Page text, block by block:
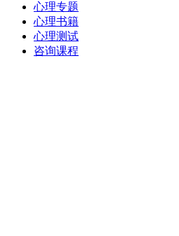
心理专题
心理书籍
心理测试
咨询课程